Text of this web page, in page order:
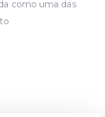
como uma das